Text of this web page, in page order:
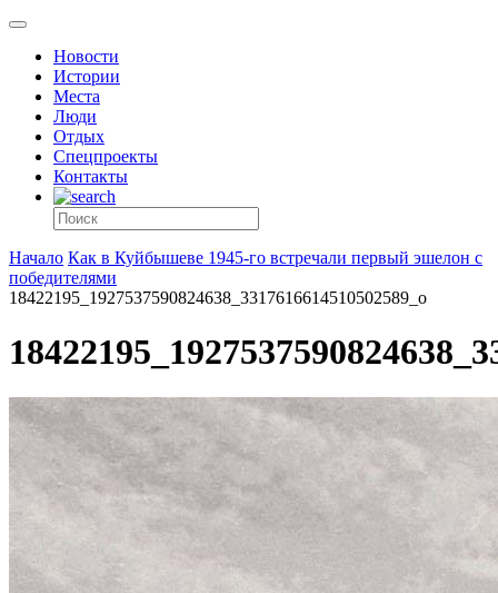
Новости
Истории
Места
Люди
Отдых
Спецпроекты
Контакты
Начало Как в Куйбышеве 1945-го встречали первый эшелон с
победителями
18422195_1927537590824638_3317616614510502589_o